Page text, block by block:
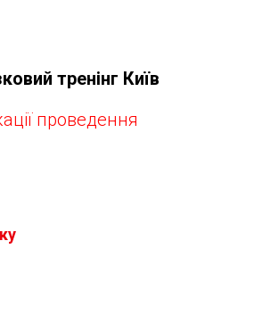
тренінг Київ
проведення